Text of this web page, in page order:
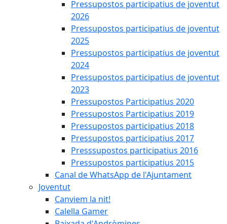
Pressupostos participatius de joventut
2026
Pressupostos participatius de joventut
2025
Pressupostos participatius de joventut
2024
Pressupostos participatius de joventut
2023
Pressupostos Participatius 2020
Pressupostos Participatius 2019
Pressupostos participatius 2018
Pressupostos participatius 2017
Presssupostos participatius 2016
Pressupostos participatius 2015
Canal de WhatsApp de l'Ajuntament
Joventut
Canviem la nit!
Calella Gamer